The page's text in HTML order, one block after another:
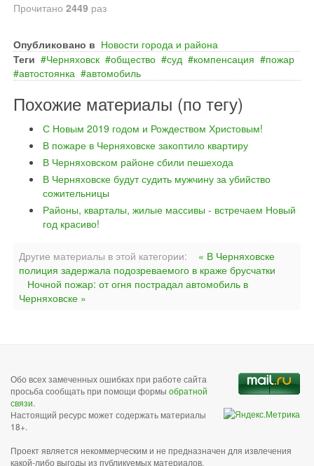
Прочитано 2449 раз
Опубликовано в Новости города и района
Теги
Черняховск общество суд компенсация
пожар
автостоянка
автомобиль
Похожие материалы (по тегу)
С Новым 2019 годом и Рождеством Христовым!
В пожаре в Черняховске закоптило квартиру
В Черняховском районе сбили пешехода
В Черняховске будут судить мужчину за убийство
сожительницы
Районы, кварталы, жилые массивы - встречаем Новый
год красиво!
Другие материалы в этой категории:
« В Черняховске
полиция задержала подозреваемого в краже брусчатки
Ночной пожар: от огня пострадал автомобиль в
Черняховске »
Обо всех замеченных ошибках при работе сайта
просьба сообщать при помощи формы обратной
связи.
Настоящий ресурс может содержать материалы
18+.
Проект является некоммерческим и не предназначен для извлечения
какой-либо выгоды из публикуемых материалов,